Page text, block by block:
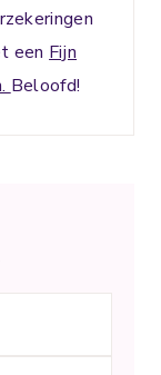
een Fijn
Beloofd!